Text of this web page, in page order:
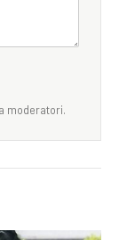
moderatori.